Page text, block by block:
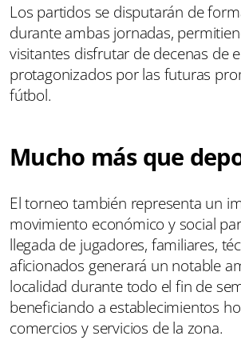
Los partidos se disputarán de
durante ambas jornadas,
visitantes disfrutar de decenas de
protagonizados por las futuras
fútbol.
Mucho más que
El torneo también representa un
movimiento económico y social
llegada de jugadores, familiares,
aficionados generará un notable
localidad durante todo el fin de
beneficiando a establecimientos
comercios y servicios de la zona.